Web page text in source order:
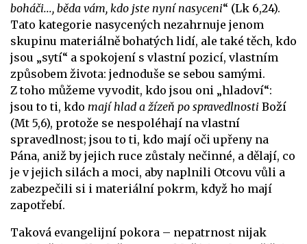
boháči..., běda vám, kdo jste nyní nasyceni“ (Lk 6,24).
Tato kategorie nasycených nezahrnuje jenom
skupinu materiálně bohatých lidí, ale také těch, kdo
jsou „sytí“ a spokojení s vlastní pozicí, vlastním
způsobem života: jednoduše se sebou samými.
Z toho můžeme vyvodit, kdo jsou oni „hladoví“:
jsou to ti, kdo mají hlad a žízeň po spravedlnosti Boží
(Mt 5,6), protože se nespoléhají na vlastní
spravedlnost; jsou to ti, kdo mají oči upřeny na
Pána, aniž by jejich ruce zůstaly nečinné, a dělají, co
je v jejich silách a moci, aby naplnili Otcovu vůli a
zabezpečili si i materiální pokrm, když ho mají
zapotřebí.
Taková evangelijní pokora – nepatrnost nijak